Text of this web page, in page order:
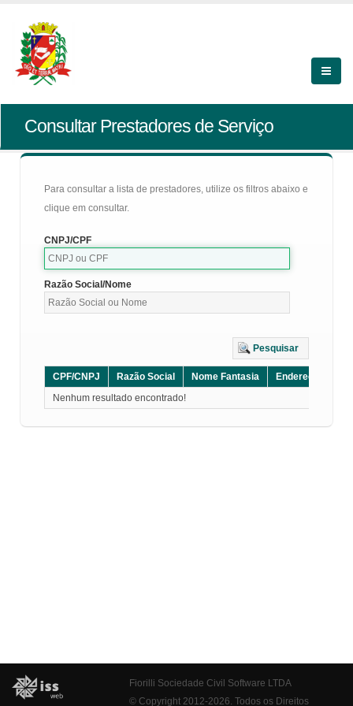
Consultar Prestadores de Serviço
Para consultar a lista de prestadores, utilize os filtros abaixo e
clique em consultar.
CNPJ/CPF
Razão Social/Nome
Pesquisar
CPF/CNPJ Razão Social Nome Fantasia Endereço
Nenhum resultado encontrado!
Fiorilli Sociedade Civil Software LTDA
© Copyright 2012-2026. Todos os Direitos